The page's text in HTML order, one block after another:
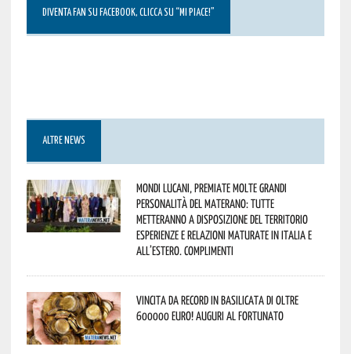
DIVENTA FAN SU FACEBOOK, CLICCA SU “MI PIACE!”
ALTRE NEWS
Mondi lucani, premiate molte grandi
personalità del materano: tutte
metteranno a disposizione del territorio
esperienze e relazioni maturate in Italia e
all’estero. Complimenti
Vincita da record in Basilicata di oltre
600000 euro! Auguri al fortunato